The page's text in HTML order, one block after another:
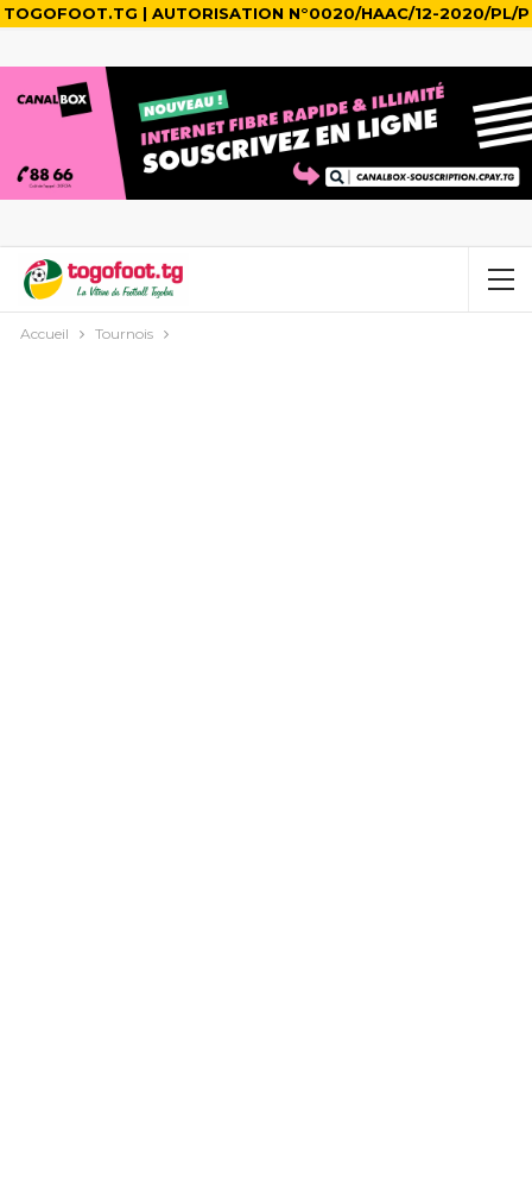
TOGOFOOT.TG | AUTORISATION N°0020/HAAC/12-2020/PL/P
Accueil Tournois